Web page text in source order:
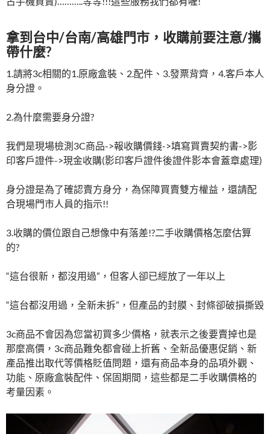
拿到台中/台南/高雄門市，收購前要注意/攜
帶什麼?
1.請將3c相關的1.原廠盒裝、2.配件、3.發票背齊，4.客戶本人
身分證。
2.為什麼需要身分證?
我們是現場檢測3C商品->報收購價錢->填寫買賣契約書->影
印客戶證件->現金收購(影印客戶證件後證件影本會蓋章處理)
身分證是為了確認賣方身分，為保障買賣雙方權益，還請配
合現場門市人員的指示!!
3.收購的價位跟自己想像中有落差!?二手收購價格怎麼估算
的?
“這台很新，都沒用過”，但客人卻已經放了一年以上
“這台都沒用過，全新未拆”，但產品的封膜、封條卻破損撕毀
3c商品不會因為您當初買多少價格，就表示之後要賣掉也是
那麼高價，3c商品難免都會碰上折舊、全新品優惠促銷、新
產品推出取代等價格貶值問題，還有商品本身的品項外觀、
功能、原廠盒裝配件、保固期間，這些都是二手收購價格的
考量因素。